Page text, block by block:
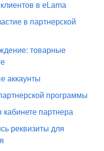
в eLama
в партнерской
товарные
аккаунты
программы
кабинете партнера
реквизиты для